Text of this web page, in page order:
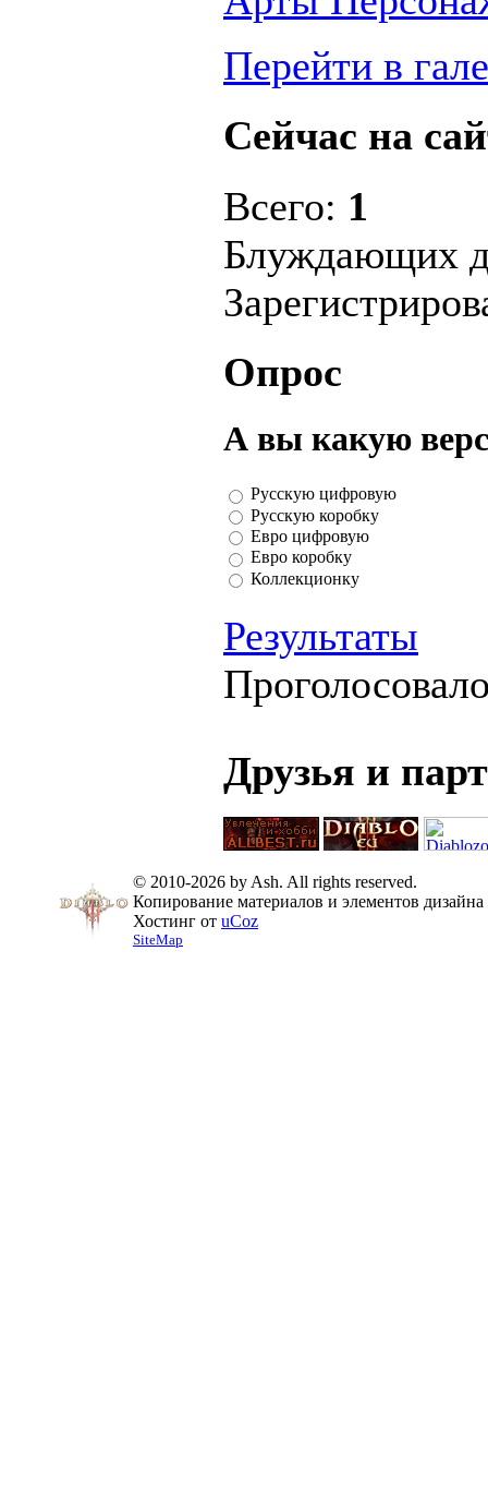
Перейти в
Сейчас на
Всего: 1
Блуждающих
Опрос
А вы какую
Русскую цифровую
Русскую коробку
Евро цифровую
Евро коробку
Коллекционку
Результаты
Друзья и
© 2010-2026 by Ash. All rights reserved.
Копирование материалов и элементов
Хостинг от uCoz
SiteMap